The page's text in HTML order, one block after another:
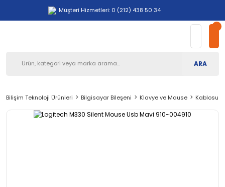
Müşteri Hizmetleri: 0 (212) 438 50 34
ARA
Bilişim Teknoloji Ürünleri Bilgisayar Bileşeni Klavye ve Mause Kablosuz